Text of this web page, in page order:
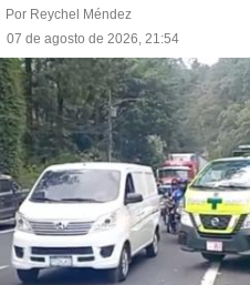
Por Reychel Méndez
07 de agosto de 2026, 21:54